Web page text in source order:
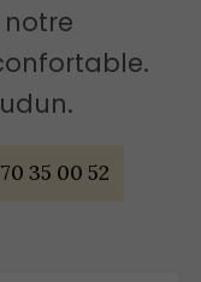
35 00 52